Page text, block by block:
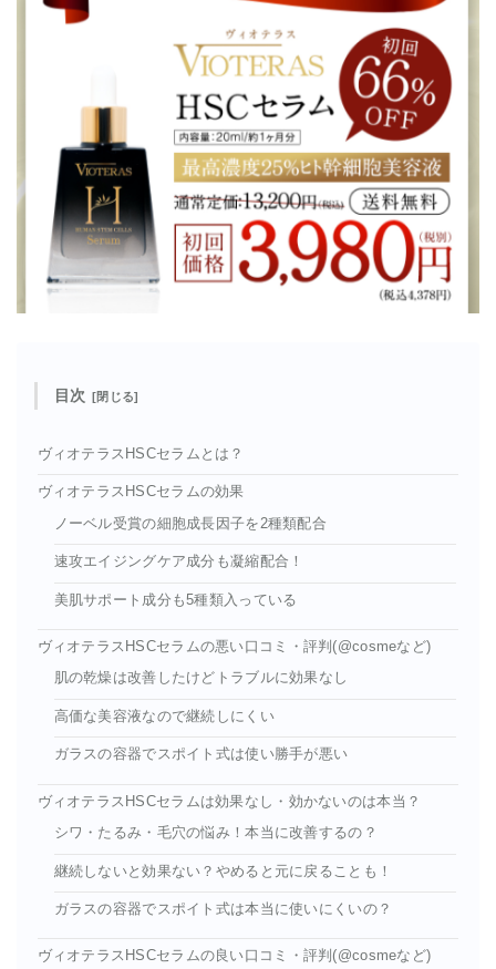
目次
ヴィオテラスHSCセラムとは？
ヴィオテラスHSCセラムの効果
ノーベル受賞の細胞成長因子を2種類配合
速攻エイジングケア成分も凝縮配合！
美肌サポート成分も5種類入っている
ヴィオテラスHSCセラムの悪い口コミ・評判(@cosmeなど)
肌の乾燥は改善したけどトラブルに効果なし
高価な美容液なので継続しにくい
ガラスの容器でスポイト式は使い勝手が悪い
ヴィオテラスHSCセラムは効果なし・効かないのは本当？
シワ・たるみ・毛穴の悩み！本当に改善するの？
継続しないと効果ない？やめると元に戻ることも！
ガラスの容器でスポイト式は本当に使いにくいの？
ヴィオテラスHSCセラムの良い口コミ・評判(@cosmeなど)